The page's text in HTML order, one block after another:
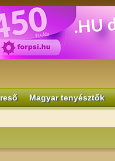
Magyar tenyésztők